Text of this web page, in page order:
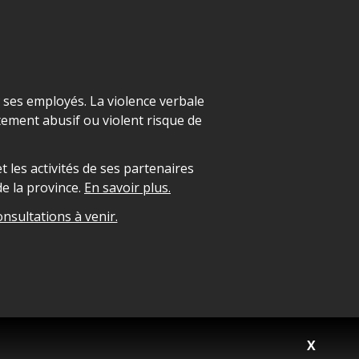
X
employés. La violence verbale
abusif ou violent risque de
les activités de ses partenaires
la province. En savoir plus.
à venir.